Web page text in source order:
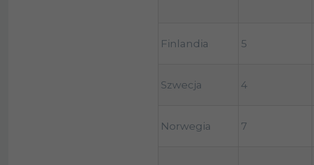
Finlandia 5
Szwecja 4
Norwegia 7